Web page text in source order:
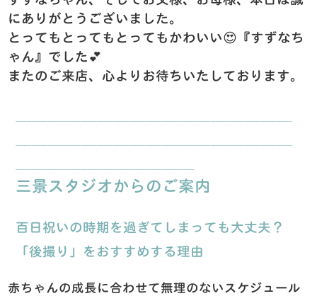
にありがとうございました。
とってもとってもとってもかわいい😍『すずなち
ゃん』でした💕
またのご来店、心よりお待ちいたしております。
三景スタジオからのご案内
百日祝いの時期を過ぎてしまっても大丈夫？
「後撮り」をおすすめする理由
赤ちゃんの成長に合わせて無理のないスケジュール